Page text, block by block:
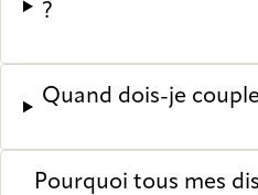
?
Quand dois-je
Pourquoi tous mes